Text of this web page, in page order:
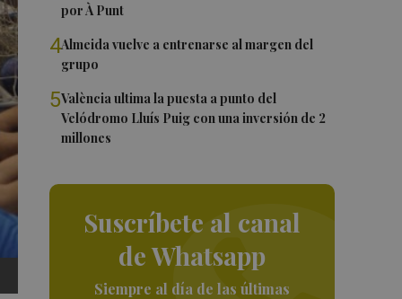
por À Punt
4Almeida vuelve a entrenarse al margen del
grupo
5València ultima la puesta a punto del
Velódromo Lluís Puig con una inversión de 2
millones
Suscríbete al canal
de Whatsapp
Siempre al día de las últimas